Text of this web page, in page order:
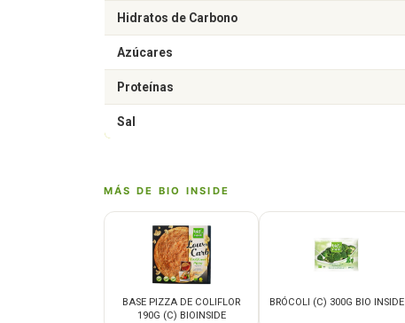
Hidratos de Carbono
Azúcares
Proteínas
Sal
MÁS DE BIO INSIDE
BASE PIZZA DE COLIFLOR
190G (C) BIOINSIDE
BRÓCOLI (C) 300G BIO INSIDE